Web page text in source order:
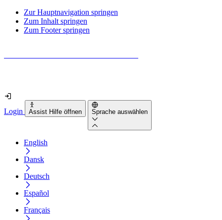
Zur Hauptnavigation springen
Zum Inhalt springen
Zum Footer springen
Login Assist Hilfe öffnen Sprache auswählen
English
Dansk
Deutsch
Español
Français